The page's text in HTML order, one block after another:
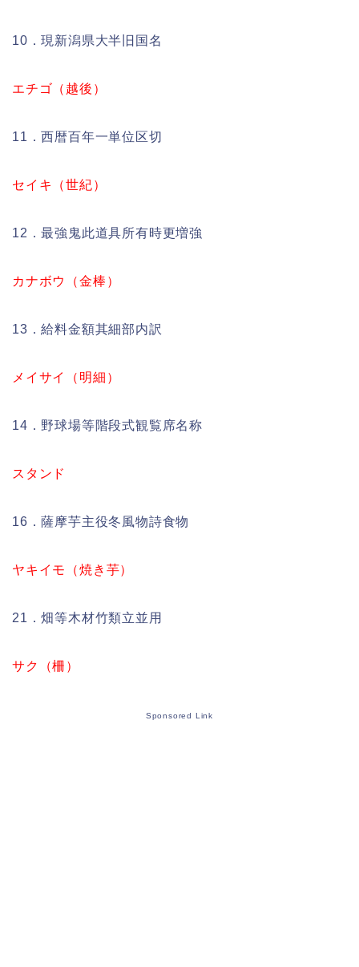
10．現新潟県大半旧国名
エチゴ（越後）
11．西暦百年一単位区切
セイキ（世紀）
12．最強鬼此道具所有時更増強
カナボウ（金棒）
13．給料金額其細部内訳
メイサイ（明細）
14．野球場等階段式観覧席名称
スタンド
16．薩摩芋主役冬風物詩食物
ヤキイモ（焼き芋）
21．畑等木材竹類立並用
サク（柵）
Sponsored Link